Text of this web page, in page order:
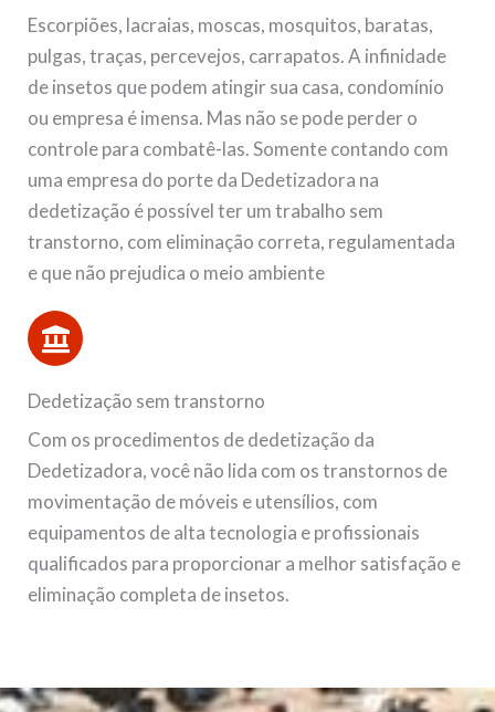
Escorpiões, lacraias, moscas, mosquitos, baratas,
pulgas, traças, percevejos, carrapatos. A infinidade
de insetos que podem atingir sua casa, condomínio
ou empresa é imensa. Mas não se pode perder o
controle para combatê-las. Somente contando com
uma empresa do porte da Dedetizadora na
dedetização é possível ter um trabalho sem
transtorno, com eliminação correta, regulamentada
e que não prejudica o meio ambiente
Dedetização sem transtorno
Com os procedimentos de dedetização da
Dedetizadora, você não lida com os transtornos de
movimentação de móveis e utensílios, com
equipamentos de alta tecnologia e profissionais
qualificados para proporcionar a melhor satisfação e
eliminação completa de insetos.